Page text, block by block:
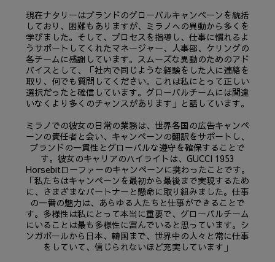
現在ナタリーはブランドのグローバルキャンペーンを統括
しており、困難もありますが、ミラノへの異動から多くを
学びました。そして、プロセスを指導し、仕事に慣れるよ
うサポートしてくれたマネージャー、人事部、ケリングの
各チームに感謝しています。スムーズな異動のためのアド
バイスとして、「社内で同じような経験をした人に連絡を
取り、何でも質問してください。これは私にとって正しい
選択だったと確信しています。グローバルチームには間違
いなくより多くのチャンスがあります」と話しています。
ミラノでの彼女の日常の業務は、世界各国の広告キャンペ
ーンの責任者と会い、キャンペーンの翻訳をサポートし、
ブランドの一貫性とグローバルな遵守を確保することで
す。彼女のキャリアのハイライトは、GUCCI 1953
Horsebitローファーのキャンペーンに携わったことです。
「私たちはキャンペーンを最初から最後まで実現するため
に、さまざまなパートナーと懸命に取り組みました。仕事
の一番の魅力は、あらゆる人たちと仕事ができることで
す。多様性は私にとって本当に重要で、グローバルチーム
にいることは最も多様性に富んでいると思っています。シ
ンガポールから日本、韓国まで、世界中の人々と常に仕事
をしていて、信じられないほど充実しています」